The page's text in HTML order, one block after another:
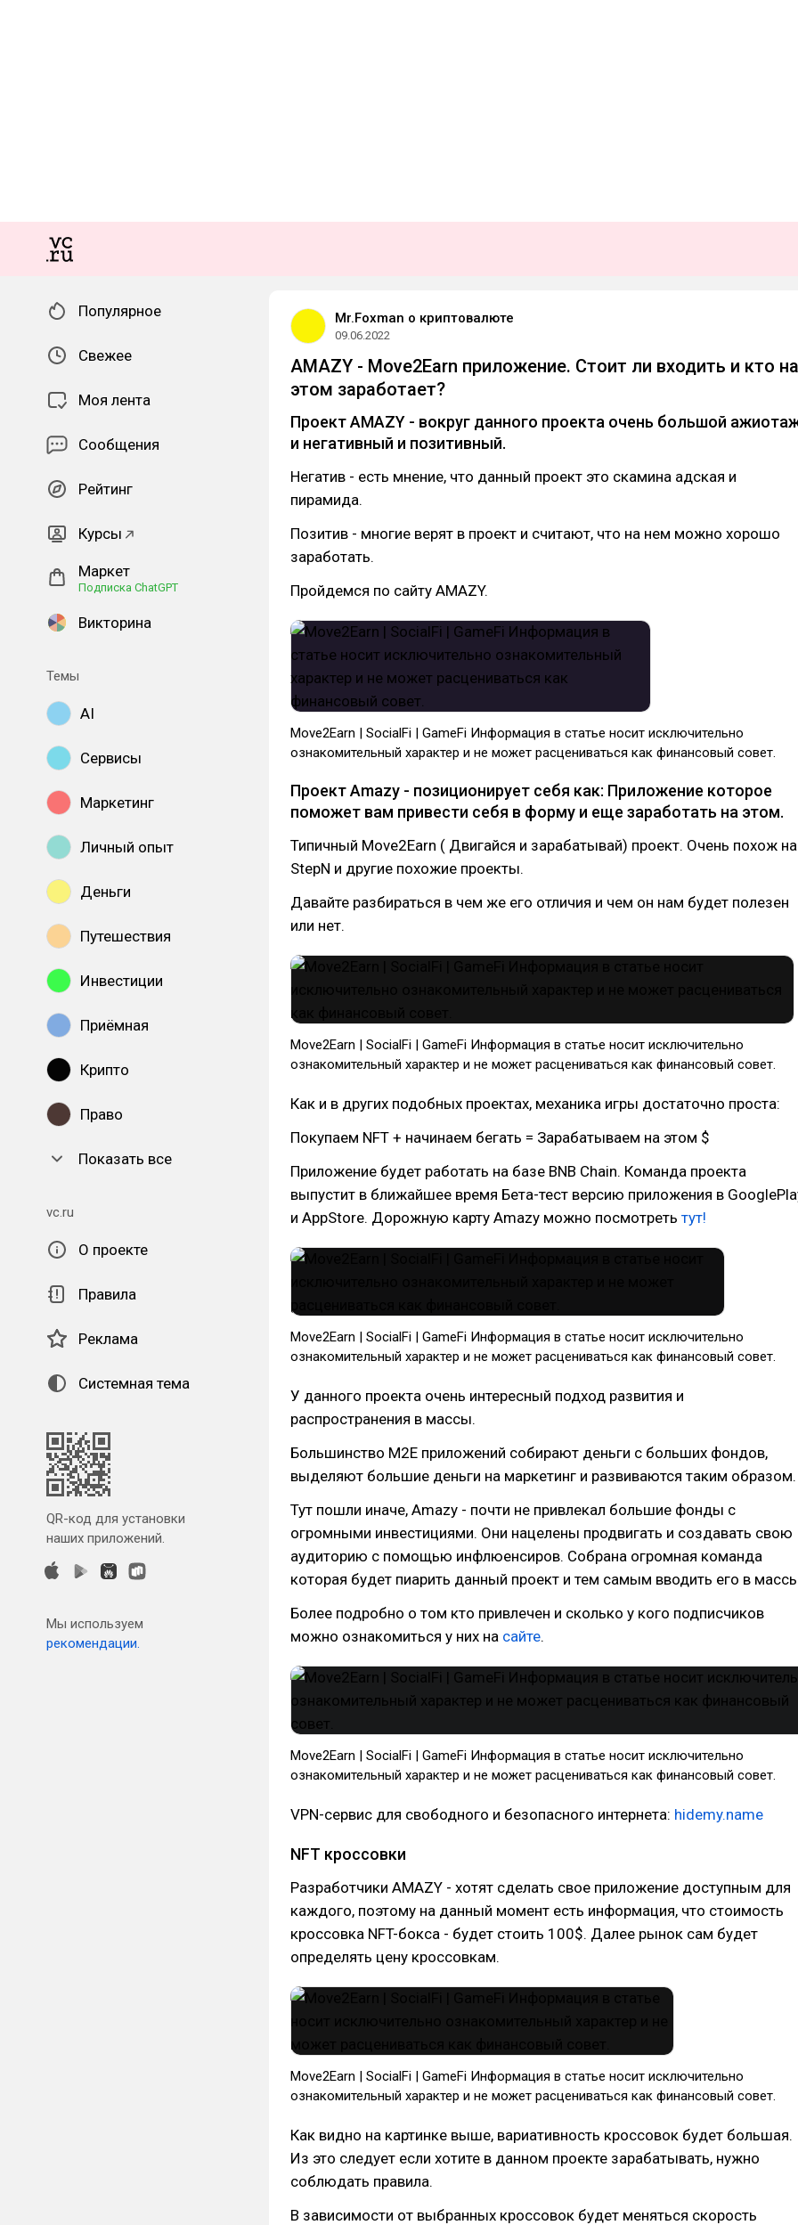
Популярное
Свежее
Моя лента
Сообщения
Рейтинг
Курсы
Маркет
Подписка ChatGPT
Викторина
Темы
AI
Сервисы
Маркетинг
Личный опыт
Деньги
Путешествия
Инвестиции
Приёмная
Крипто
Право
Показать все
vc.ru
О проекте
Правила
Реклама
Системная тема
QR-код для установки
наших приложений.
Мы используем
рекомендации.
Mr.Foxman о криптовалюте
09.06.2022
AMAZY - Move2Earn приложение. Стоит ли входить и кто на
этом заработает?
Проект AMAZY - вокруг данного проекта очень большой
и негативный и позитивный.
Негатив - есть мнение, что данный проект это скамина адская и
пирамида.
Позитив - многие верят в проект и считают, что на нем можно хорошо
заработать.
Пройдемся по сайту AMAZY.
Move2Earn | SocialFi | GameFi Информация в статье носит исключительно
ознакомительный характер и не может расцениваться как финансовый совет.
Проект Amazy - позиционирует себя как: Приложение которое
поможет вам привести себя в форму и еще заработать на этом.
Типичный Move2Earn ( Двигайся и зарабатывай) проект. Очень похож на
StepN и другие похожие проекты.
Давайте разбираться в чем же его отличия и чем он нам будет полезен
или нет.
Move2Earn | SocialFi | GameFi Информация в статье носит исключительно
ознакомительный характер и не может расцениваться как финансовый совет.
Как и в других подобных проектах, механика игры достаточно проста:
Покупаем NFT + начинаем бегать = Зарабатываем на этом $
Приложение будет работать на базе BNB Chain. Команда проекта
выпустит в ближайшее время Бета-тест версию приложения в
и AppStore. Дорожную карту Amazy можно посмотреть тут!
Move2Earn | SocialFi | GameFi Информация в статье носит исключительно
ознакомительный характер и не может расцениваться как финансовый совет.
У данного проекта очень интересный подход развития и
распространения в массы.
Большинство M2E приложений собирают деньги с больших фондов,
выделяют большие деньги на маркетинг и развиваются таким образом.
Тут пошли иначе, Amazy - почти не привлекал большие фонды с
огромными инвестициями. Они нацелены продвигать и создавать свою
аудиторию с помощью инфлюенсиров. Собрана огромная команда
которая будет пиарить данный проект и тем самым вводить его в
Более подробно о том кто привлечен и сколько у кого подписчиков
можно ознакомиться у них на сайте.
Move2Earn | SocialFi | GameFi Информация в статье носит исключительно
ознакомительный характер и не может расцениваться как финансовый совет.
VPN-сервис для свободного и безопасного интернета: hidemy.name
NFT кроссовки
Разработчики AMAZY - хотят сделать свое приложение доступным для
каждого, поэтому на данный момент есть информация, что стоимость
кроссовка NFT-бокса - будет стоить 100$. Далее рынок сам будет
определять цену кроссовкам.
Move2Earn | SocialFi | GameFi Информация в статье носит исключительно
ознакомительный характер и не может расцениваться как финансовый совет.
Как видно на картинке выше, вариативность кроссовок будет большая.
Из это следует если хотите в данном проекте зарабатывать, нужно
соблюдать правила.
В зависимости от выбранных кроссовок будет меняться скорость